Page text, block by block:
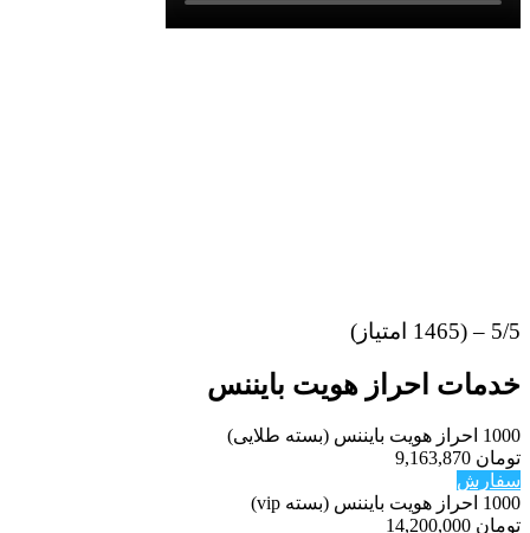
5/5 – (1465 امتیاز)
خدمات احراز هویت بایننس
1000 احراز هویت بایننس (بسته طلایی)
تومان 9,163,870
سفارش
1000 احراز هویت بایننس (بسته vip)
تومان 14,200,000